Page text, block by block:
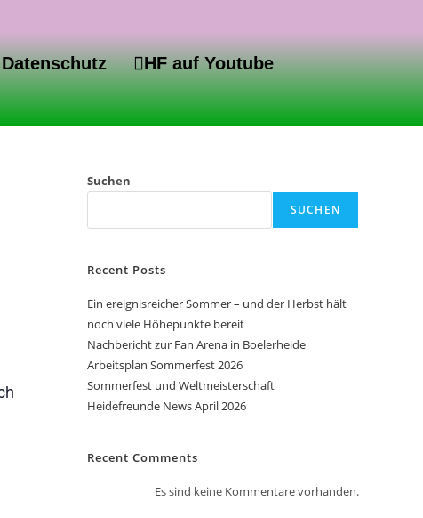
Datenschutz HF auf Youtube
Suchen
SUCHEN
Recent Posts
Ein ereignisreicher Sommer – und der Herbst hält
noch viele Höhepunkte bereit
Nachbericht zur Fan Arena in Boelerheide
Arbeitsplan Sommerfest 2026
Sommerfest und Weltmeisterschaft
Heidefreunde News April 2026
Recent Comments
Es sind keine Kommentare vorhanden.